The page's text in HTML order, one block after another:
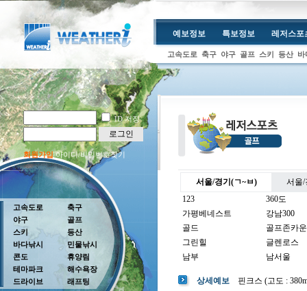
ID 저장
로그인
회원가입아이디/비밀번호찾기
예보정보 특보정보 레저스포
고속도로 축구 야구 골프 스키 등산 바
고속도로
야구
스키
바다낚시
콘도
테마파크
드라이브
축구
골프
등산
민물낚시
휴양림
해수욕장
래프팅
서울/경기(ㄱ~ㅂ)
서울/
123
360도
가평베네스트
강남300
골드
골프존카
그린힐
글렌로스
남부
남서울
뉴코리아
더반
상세예보 핀크스 (고도 :